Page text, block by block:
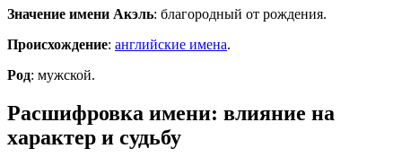
Значение имени Акэль: благородный от рождения.
Происхождение: английские имена.
Род: мужской.
Расшифровка имени: влияние на
характер и судьбу